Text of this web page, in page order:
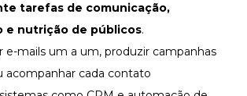
tarefas de comunicação,
e nutrição de públicos.
e-mails um a um, produzir campanhas
acompanhar cada contato